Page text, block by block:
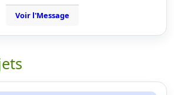
Voir l'Message